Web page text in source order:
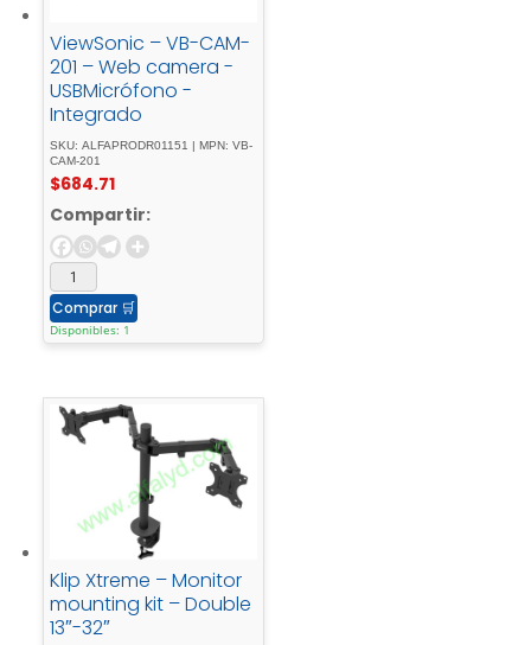
ViewSonic – VB-CAM-
201 – Web camera -
USBMicrófono -
Integrado
SKU: ALFAPRODR01151 | MPN: VB-
CAM-201
$684.71
Compartir:
Comprar 🛒
Disponibles: 1
Klip Xtreme – Monitor
mounting kit – Double
13″-32″